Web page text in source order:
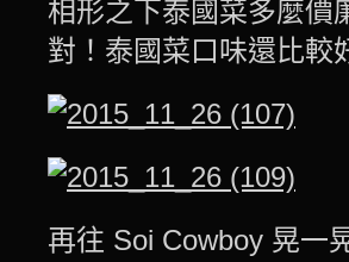
相形之下泰國菜多麼價
對！泰國菜口味還比較
再往 Soi Cowboy 晃一